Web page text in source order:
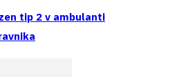
tip 2 v ambulanti